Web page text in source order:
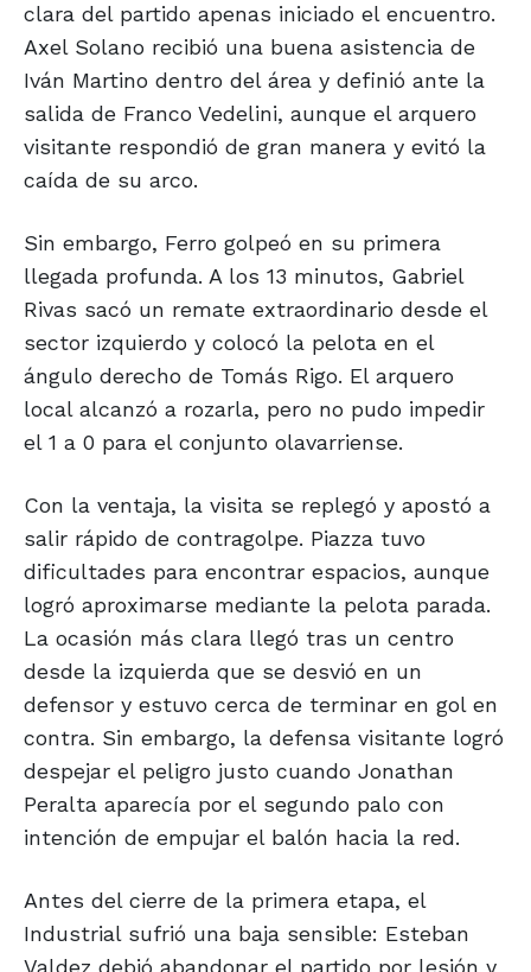
clara del partido apenas iniciado el encuentro.
Axel Solano recibió una buena asistencia de
Iván Martino dentro del área y definió ante la
salida de Franco Vedelini, aunque el arquero
visitante respondió de gran manera y evitó la
caída de su arco.
Sin embargo, Ferro golpeó en su primera
llegada profunda. A los 13 minutos, Gabriel
Rivas sacó un remate extraordinario desde el
sector izquierdo y colocó la pelota en el
ángulo derecho de Tomás Rigo. El arquero
local alcanzó a rozarla, pero no pudo impedir
el 1 a 0 para el conjunto olavarriense.
Con la ventaja, la visita se replegó y apostó a
salir rápido de contragolpe. Piazza tuvo
dificultades para encontrar espacios, aunque
logró aproximarse mediante la pelota parada.
La ocasión más clara llegó tras un centro
desde la izquierda que se desvió en un
defensor y estuvo cerca de terminar en gol en
contra. Sin embargo, la defensa visitante logró
despejar el peligro justo cuando Jonathan
Peralta aparecía por el segundo palo con
intención de empujar el balón hacia la red.
Antes del cierre de la primera etapa, el
Industrial sufrió una baja sensible: Esteban